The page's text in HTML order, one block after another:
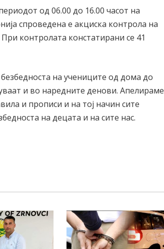
од 06.00 до 16.00часот на
спроведена е акциска контрола на
контролата констатиранисе 41
на учениците од дома до
и во наредните денови. Апелираме
и прописи и на тој начин сите
на децата и на сите нас.